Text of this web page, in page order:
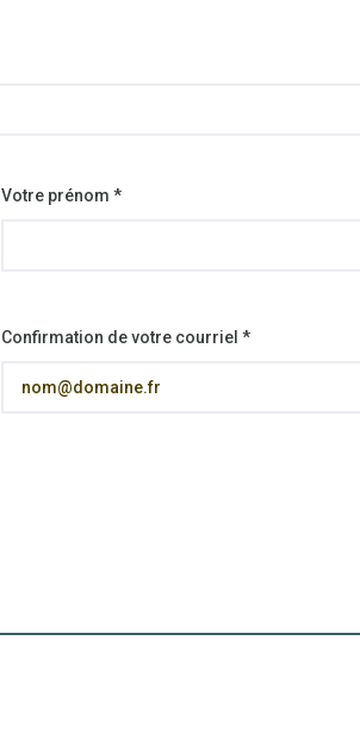
Votre prénom*
Confirmation de votre courriel*